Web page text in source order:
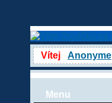
Vítej Anonyme
Menu